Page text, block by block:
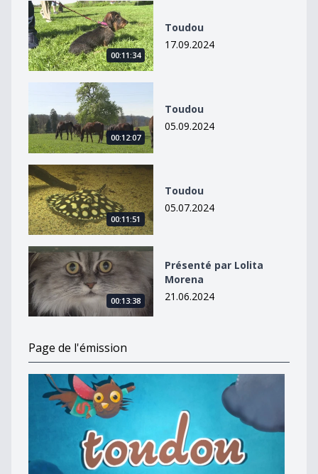
Toudou
00:11:34
Toudou
17.09.2024
00:12:07
Toudou
05.09.2024
Toudou
00:11:51
Toudou
05.07.2024
Présenté par Lolita Morena
00:13:38
Présenté par Lolita
Morena
21.06.2024
Page de l'émission